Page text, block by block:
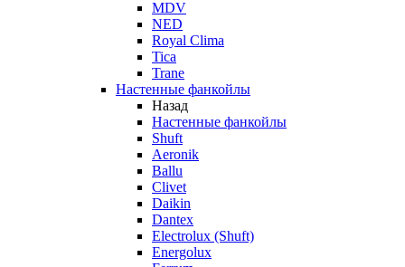
MDV
NED
Royal Clima
Tica
Trane
Настенные фанкойлы
Назад
Настенные фанкойлы
Shuft
Aeronik
Ballu
Clivet
Daikin
Dantex
Electrolux (Shuft)
Energolux